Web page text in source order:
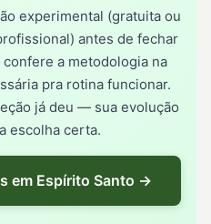
experimental (gratuita ou
antes de fechar
a metodologia na
pra rotina funcionar.
já deu — sua evolução
escolha certa.
em Espírito Santo →